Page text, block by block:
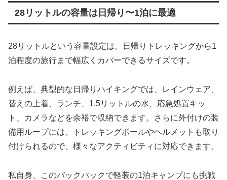
28リットルの容量は日帰り〜1泊に最適
28リットルという容量設定は、日帰りトレッキングから1
泊程度の旅行まで幅広くカバーできるサイズです。
例えば、典型的な日帰りハイキングでは、レインウェア、
替えの上着、ランチ、1.5リットルの水、応急処置キッ
ト、カメラなどを余裕で収納できます。さらに外付けの装
備用ループには、トレッキングポールやヘルメットも取り
付けられるので、様々なアクティビティに対応できます。
私自身、このバックパックで軽装の1泊キャンプにも挑戦